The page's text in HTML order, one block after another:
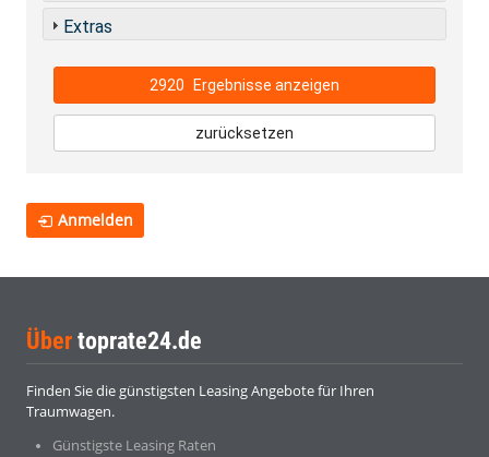
Extras
2920 Ergebnisse anzeigen
zurücksetzen
Anmelden
Über toprate24.de
Finden Sie die günstigsten Leasing Angebote für Ihren
Traumwagen.
Günstigste Leasing Raten